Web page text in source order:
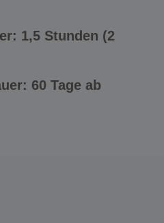
1,5 Stunden (2
60 Tage ab